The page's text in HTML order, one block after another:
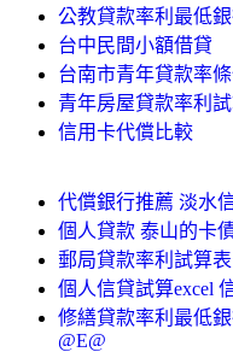
公教貸款率利最低銀
台中民間小額借貸
台南市青年貸款率
青年房屋貸款率利
信用卡代償比較
代償銀行推薦 淡水
個人貸款 泰山的卡
郵局貸款率利試算
個人信貸試算excel
修繕貸款率利最低
@E@